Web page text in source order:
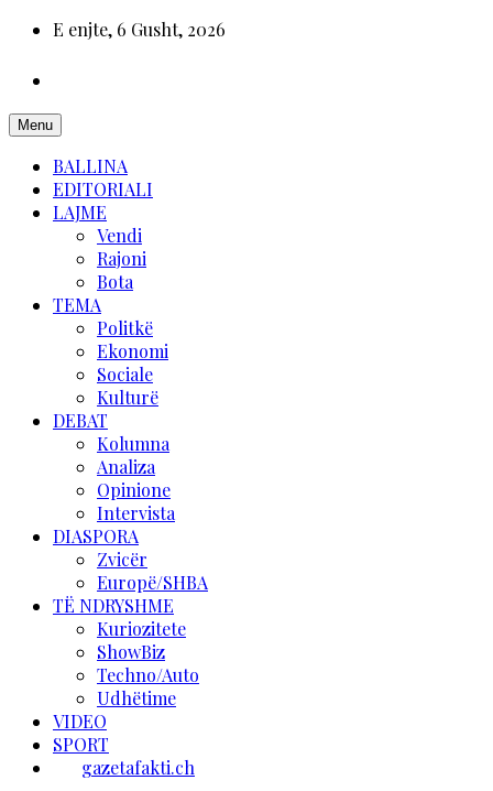
E enjte, 6 Gusht, 2026
Menu
BALLINA
EDITORIALI
LAJME
Vendi
Rajoni
Bota
TEMA
Politkë
Ekonomi
Sociale
Kulturë
DEBAT
Kolumna
Analiza
Opinione
Intervista
DIASPORA
Zvicër
Europë/SHBA
TË NDRYSHME
Kuriozitete
ShowBiz
Techno/Auto
Udhëtime
VIDEO
SPORT
gazetafakti.ch